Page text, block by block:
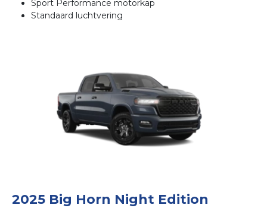
Sport Performance motorkap
Standaard luchtvering
2025 Big Horn Night Edition